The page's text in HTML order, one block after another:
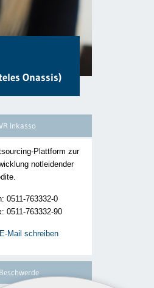
Onassis)
Inkasso
Plattform zur
notleidender
0511-763332-0
0511-763332-90
E-Mail schreiben
Beschwerde